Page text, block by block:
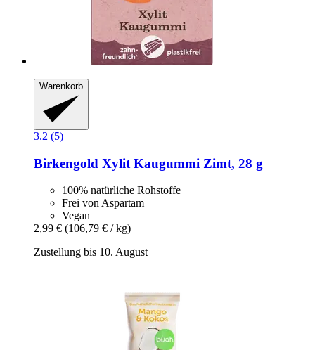
Warenkorb
3.2 (5)
Birkengold Xylit Kaugummi Zimt, 28 g
100% natürliche Rohstoffe
Frei von Aspartam
Vegan
2,99 € (106,79 € / kg)
Zustellung bis 10. August